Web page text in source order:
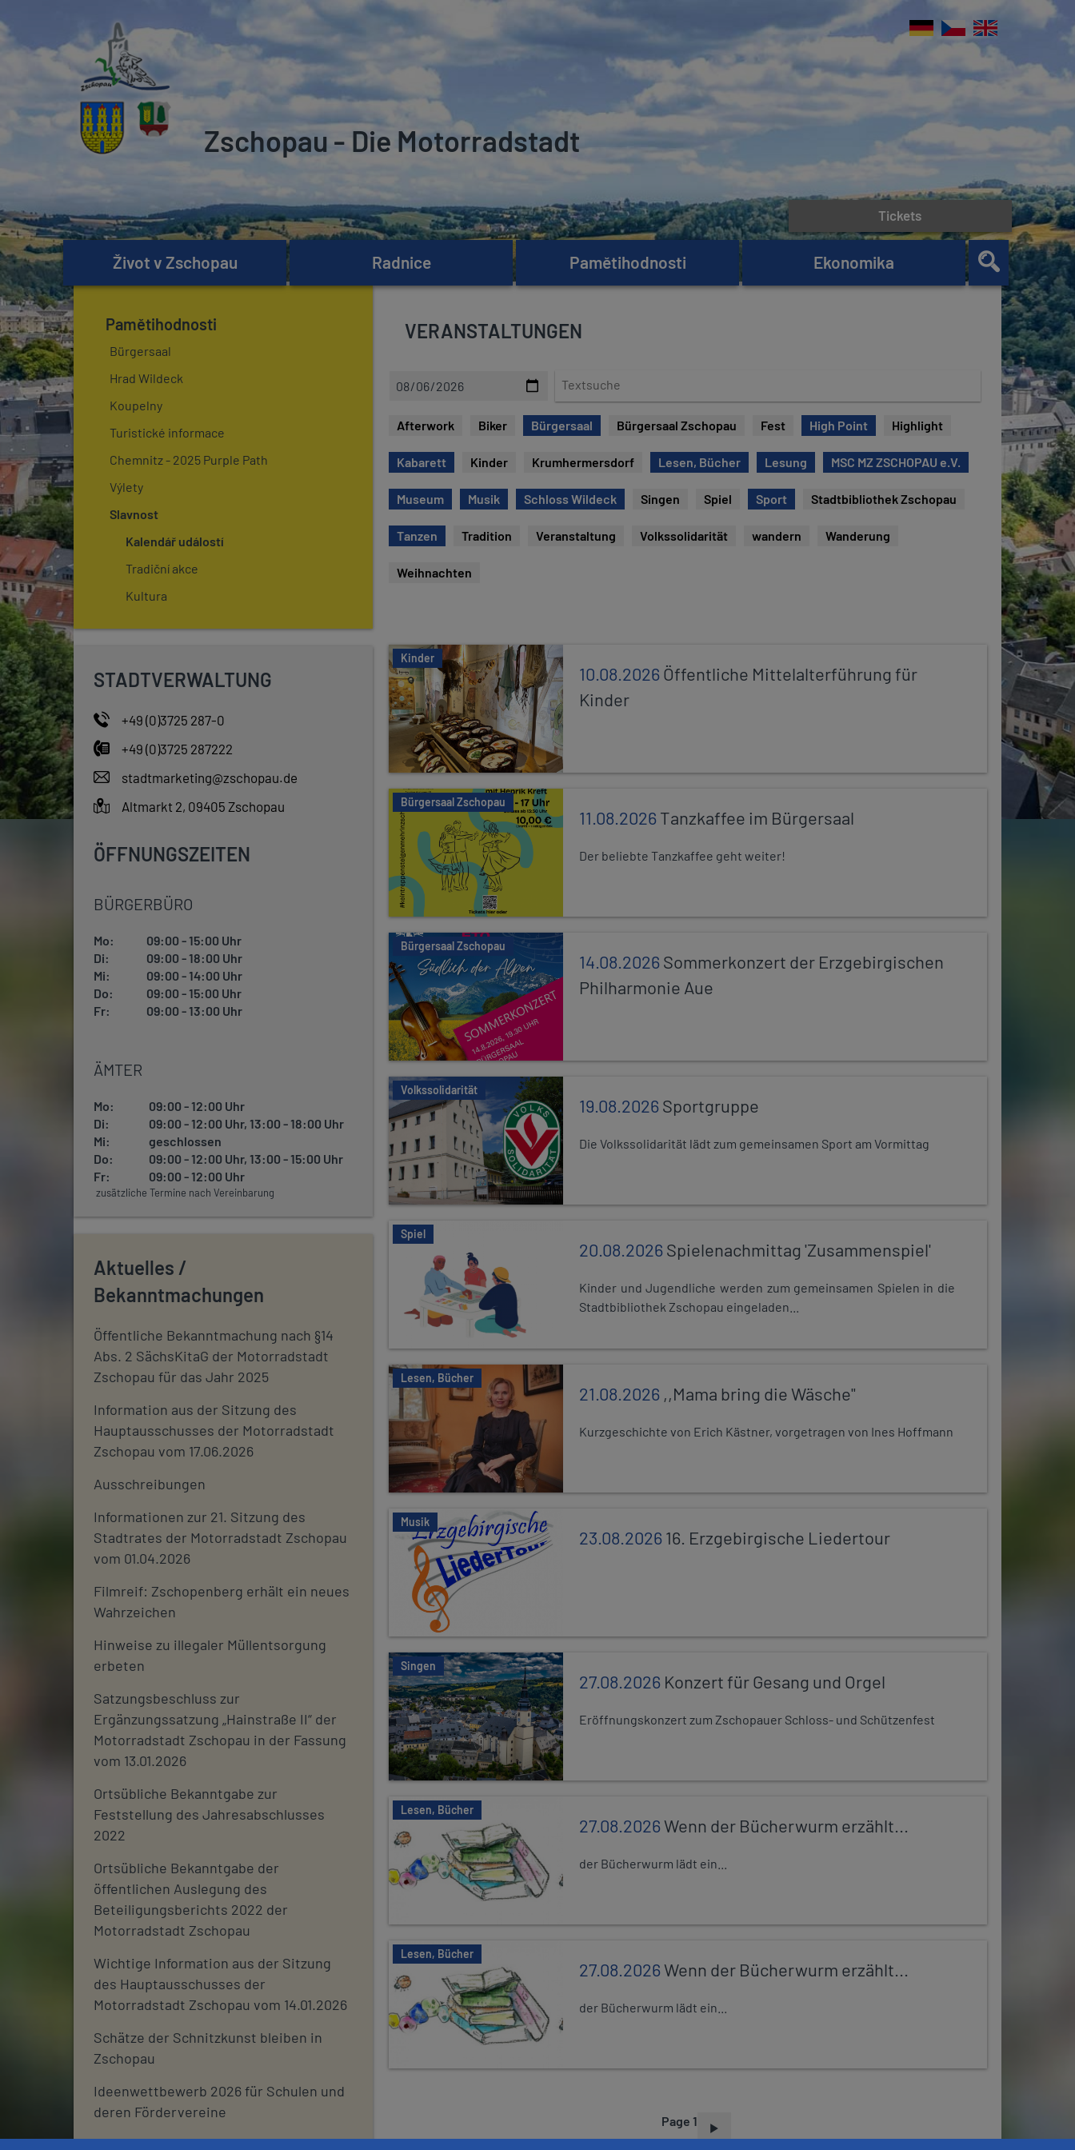
Zschopau - Die Motorradstadt
Život v Zschopau Radnice Pamětihodnosti Ekonomika
Tickets
Pamětihodnosti
Bürgersaal
Hrad Wildeck
Koupelny
Turistické informace
Chemnitz - 2025 Purple Path
Výlety
Slavnost
Kalendář událostí
Tradiční akce
Kultura
STADTVERWALTUNG
+49 (0)3725 287-0
+49 (0)3725 287222
stadtmarketing@zschopau.de
Altmarkt 2, 09405 Zschopau
ÖFFNUNGSZEITEN
BÜRGERBÜRO
Mo:
09:00 - 15:00 Uhr
Di:
09:00 - 18:00 Uhr
Mi:
09:00 - 14:00 Uhr
Do:
09:00 - 15:00 Uhr
Fr:
09:00 - 13:00 Uhr
ÄMTER
Mo:
09:00 - 12:00 Uhr
Di:
09:00 - 12:00 Uhr, 13:00 - 18:00 Uhr
Mi:
geschlossen
Do:
09:00 - 12:00 Uhr, 13:00 - 15:00 Uhr
Fr:
09:00 - 12:00 Uhr
zusätzliche Termine nach Vereinbarung
Aktuelles /
Bekanntmachungen
Öffentliche Bekanntmachung nach §14
Abs. 2 SächsKitaG der Motorradstadt
Zschopau für das Jahr 2025
Information aus der Sitzung des
Hauptausschusses der Motorradstadt
Zschopau vom 17.06.2026
Ausschreibungen
Informationen zur 21. Sitzung des
Stadtrates der Motorradstadt Zschopau
vom 01.04.2026
Filmreif: Zschopenberg erhält ein neues
Wahrzeichen
Hinweise zu illegaler Müllentsorgung
erbeten
Satzungsbeschluss zur
Ergänzungssatzung „Hainstraße II“ der
Motorradstadt Zschopau in der Fassung
vom 13.01.2026
Ortsübliche Bekanntgabe zur
Feststellung des Jahresabschlusses
2022
Ortsübliche Bekanntgabe der
öffentlichen Auslegung des
Beteiligungsberichts 2022 der
Motorradstadt Zschopau
Wichtige Information aus der Sitzung
des Hauptausschusses der
Motorradstadt Zschopau vom 14.01.2026
Schätze der Schnitzkunst bleiben in
Zschopau
Ideenwettbewerb 2026 für Schulen und
deren Fördervereine
Stadtjournal 2026: Wir suchen euch
VERANSTALTUNGEN
m
x
t
u
h
Afterwork Biker Bürgersaal Bürgersaal Zschopau Fest High Point Highlight
Kabarett Kinder Krumhermersdorf Lesen, Bücher Lesung MSC MZ ZSCHOPAU e.V.
Museum Musik Schloss Wildeck Singen Spiel Sport Stadtbibliothek Zschopau
Tanzen Tradition Veranstaltung Volkssolidarität wandern Wanderung
Weihnachten
Kinder
10.08.2026Öffentliche Mittelalterführung für
Kinder
Bürgersaal Zschopau
11.08.2026Tanzkaffee im Bürgersaal
Der beliebte Tanzkaffee geht weiter!
Bürgersaal Zschopau
14.08.2026Sommerkonzert der Erzgebirgischen
Philharmonie Aue
Volkssolidarität
19.08.2026Sportgruppe
Die Volkssolidarität lädt zum gemeinsamen Sport am Vormittag
Spiel
20.08.2026Spielenachmittag 'Zusammenspiel'
Kinder und Jugendliche werden zum gemeinsamen Spielen in die
Stadtbibliothek Zschopau eingeladen...
Lesen, Bücher
21.08.2026 ,,Mama bring die Wäsche"
Kurzgeschichte von Erich Kästner, vorgetragen von Ines Hoffmann
Musik
23.08.202616. Erzgebirgische Liedertour
Singen
27.08.2026 Konzert für Gesang und Orgel
Eröffnungskonzert zum Zschopauer Schloss- und Schützenfest
Lesen, Bücher
27.08.2026Wenn der Bücherwurm erzählt...
der Bücherwurm lädt ein...
Lesen, Bücher
27.08.2026Wenn der Bücherwurm erzählt...
der Bücherwurm lädt ein...
P
Page 1